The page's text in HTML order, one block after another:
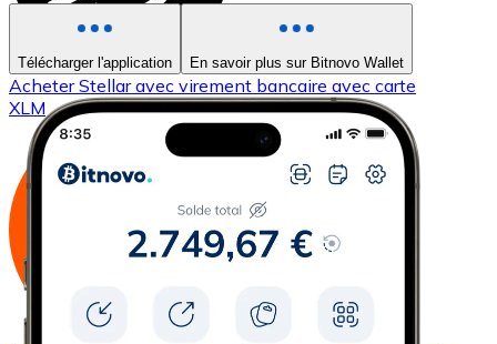
AcheterStellaravec virement bancaire avec carte
XLM
Télécharger l'application En savoir plus sur Bitnovo Wallet